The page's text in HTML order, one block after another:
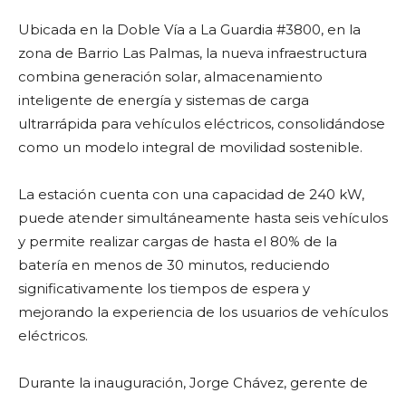
Ubicada en la Doble Vía a La Guardia #3800, en la
zona de Barrio Las Palmas, la nueva infraestructura
combina generación solar, almacenamiento
inteligente de energía y sistemas de carga
ultrarrápida para vehículos eléctricos, consolidándose
como un modelo integral de movilidad sostenible.
La estación cuenta con una capacidad de 240 kW,
puede atender simultáneamente hasta seis vehículos
y permite realizar cargas de hasta el 80% de la
batería en menos de 30 minutos, reduciendo
significativamente los tiempos de espera y
mejorando la experiencia de los usuarios de vehículos
eléctricos.
Durante la inauguración, Jorge Chávez, gerente de